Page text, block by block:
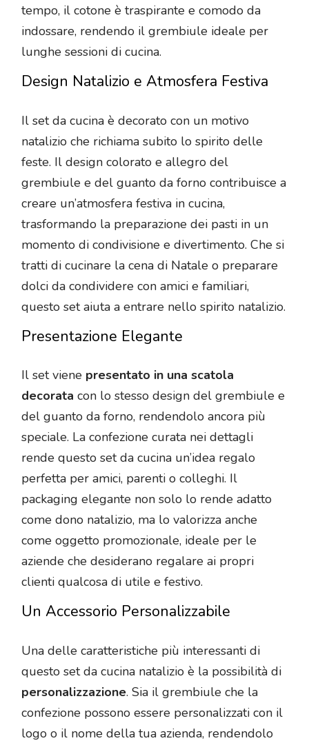
tempo, il cotone è traspirante e comodo da
indossare, rendendo il grembiule ideale per
lunghe sessioni di cucina.
Design Natalizio e Atmosfera Festiva
Il set da cucina è decorato con un motivo
natalizio che richiama subito lo spirito delle
feste. Il design colorato e allegro del
grembiule e del guanto da forno contribuisce a
creare un’atmosfera festiva in cucina,
trasformando la preparazione dei pasti in un
momento di condivisione e divertimento. Che si
tratti di cucinare la cena di Natale o preparare
dolci da condividere con amici e familiari,
questo set aiuta a entrare nello spirito natalizio.
Presentazione Elegante
Il set viene presentato in una scatola
decorata con lo stesso design del grembiule e
del guanto da forno, rendendolo ancora più
speciale. La confezione curata nei dettagli
rende questo set da cucina un’idea regalo
perfetta per amici, parenti o colleghi. Il
packaging elegante non solo lo rende adatto
come dono natalizio, ma lo valorizza anche
come oggetto promozionale, ideale per le
aziende che desiderano regalare ai propri
clienti qualcosa di utile e festivo.
Un Accessorio Personalizzabile
Una delle caratteristiche più interessanti di
questo set da cucina natalizio è la possibilità di
personalizzazione. Sia il grembiule che la
confezione possono essere personalizzati con il
logo o il nome della tua azienda, rendendolo